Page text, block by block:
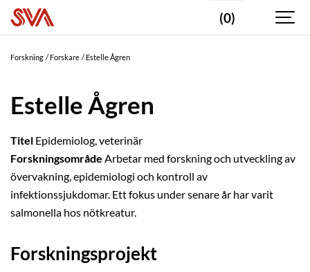
(0)
Forskning Forskare Estelle Ågren
Estelle Ågren
Titel Epidemiolog, veterinär
Forskningsområde Arbetar med forskning och utveckling av
övervakning, epidemiologi och kontroll av
infektionssjukdomar. Ett fokus under senare år har varit
salmonella hos nötkreatur.
Forskningsprojekt